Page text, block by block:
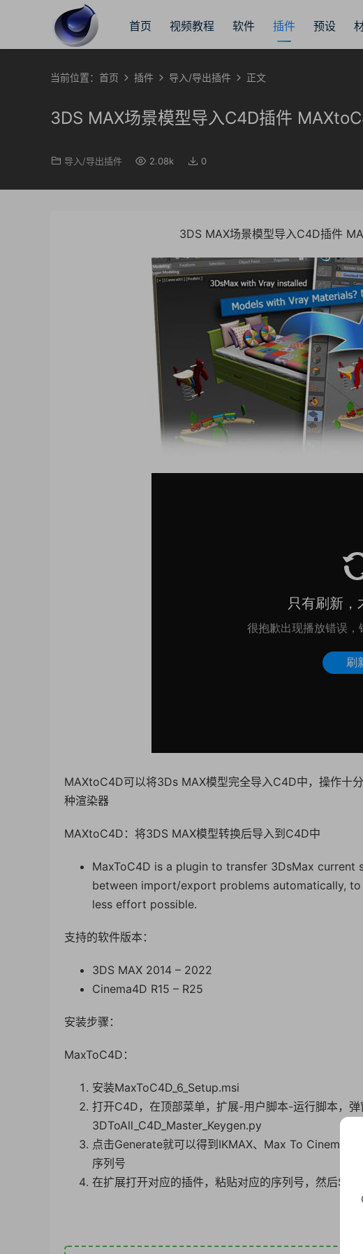
首页 视频教程 软件 插件 预设
当前位置： 首页 插件 导入/导出插件 正文
3DS MAX场景模型导入C4D插件
导入/导出插件 2.08k 0
3DS MAX场景模型导入C4D插件
MAXtoC4D可以将3Ds MAX模型完全导入C4D中，操作
种渲染器
MAXtoC4D：将3DS MAX模型转换后导入到C4D中
MaxToC4D is a plugin to transfer 3DsMax
between import/export problems automatically,
less effort possible.
支持的软件版本：
3DS MAX 2014 – 2022
Cinema4D R15 – R25
安装步骤：
MaxToC4D：
安装MaxToC4D_6_Setup.msi
打开C4D，在顶部菜单，扩展-用户脚本-运行脚本，
3DToAll_C4D_Master_Keygen.py
点击Generate就可以得到IKMAX、Max To
序列号
在扩展打开对应的插件，粘贴对应的序列号，然后